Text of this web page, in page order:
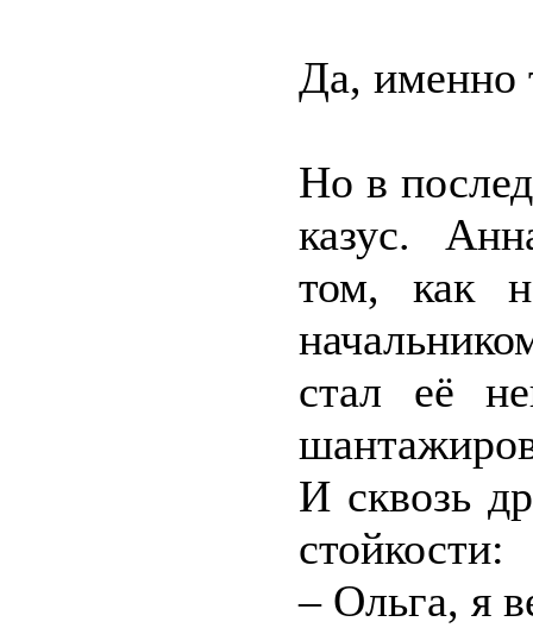
Да, именно
Но в
казус.
том, как
стал её
И сквозь
стойкости:
– Ольга, я